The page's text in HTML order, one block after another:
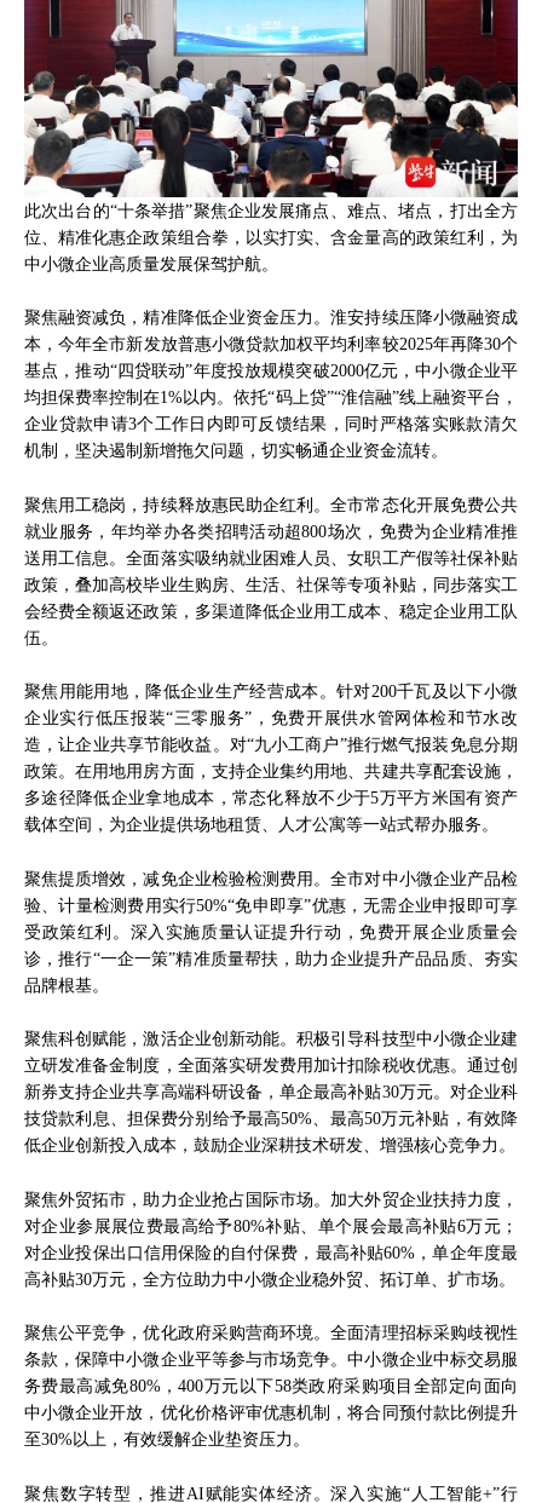
此次出台的“十条举措”聚焦企业发展痛点、难点、堵点，打出全方
位、精准化惠企政策组合拳，以实打实、含金量高的政策红利，为
中小微企业高质量发展保驾护航。
聚焦融资减负，精准降低企业资金压力。淮安持续压降小微融资成
本，今年全市新发放普惠小微贷款加权平均利率较2025年再降30个
基点，推动“四贷联动”年度投放规模突破2000亿元，中小微企业平
均担保费率控制在1%以内。依托“码上贷”“淮信融”线上融资平台，
企业贷款申请3个工作日内即可反馈结果，同时严格落实账款清欠
机制，坚决遏制新增拖欠问题，切实畅通企业资金流转。
聚焦用工稳岗，持续释放惠民助企红利。全市常态化开展免费公共
就业服务，年均举办各类招聘活动超800场次，免费为企业精准推
送用工信息。全面落实吸纳就业困难人员、女职工产假等社保补贴
政策，叠加高校毕业生购房、生活、社保等专项补贴，同步落实工
会经费全额返还政策，多渠道降低企业用工成本、稳定企业用工队
伍。
聚焦用能用地，降低企业生产经营成本。针对200千瓦及以下小微
企业实行低压报装“三零服务”，免费开展供水管网体检和节水改
造，让企业共享节能收益。对“九小工商户”推行燃气报装免息分期
政策。在用地用房方面，支持企业集约用地、共建共享配套设施，
多途径降低企业拿地成本，常态化释放不少于5万平方米国有资产
载体空间，为企业提供场地租赁、人才公寓等一站式帮办服务。
聚焦提质增效，减免企业检验检测费用。全市对中小微企业产品检
验、计量检测费用实行50%“免申即享”优惠，无需企业申报即可享
受政策红利。深入实施质量认证提升行动，免费开展企业质量会
诊，推行“一企一策”精准质量帮扶，助力企业提升产品品质、夯实
品牌根基。
聚焦科创赋能，激活企业创新动能。积极引导科技型中小微企业建
立研发准备金制度，全面落实研发费用加计扣除税收优惠。通过创
新券支持企业共享高端科研设备，单企最高补贴30万元。对企业科
技贷款利息、担保费分别给予最高50%、最高50万元补贴，有效降
低企业创新投入成本，鼓励企业深耕技术研发、增强核心竞争力。
聚焦外贸拓市，助力企业抢占国际市场。加大外贸企业扶持力度，
对企业参展展位费最高给予80%补贴、单个展会最高补贴6万元；
对企业投保出口信用保险的自付保费，最高补贴60%，单企年度最
高补贴30万元，全方位助力中小微企业稳外贸、拓订单、扩市场。
聚焦公平竞争，优化政府采购营商环境。全面清理招标采购歧视性
条款，保障中小微企业平等参与市场竞争。中小微企业中标交易服
务费最高减免80%，400万元以下58类政府采购项目全部定向面向
中小微企业开放，优化价格评审优惠机制，将合同预付款比例提升
至30%以上，有效缓解企业垫资压力。
聚焦数字转型，推进AI赋能实体经济。深入实施“人工智能+”行